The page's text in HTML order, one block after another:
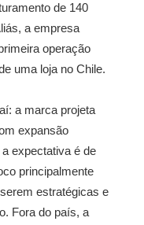
de 140
a empresa
operação
uma loja no Chile.
a marca projeta
expansão
expectativa é de
principalmente
estratégicas e
Fora do país, a